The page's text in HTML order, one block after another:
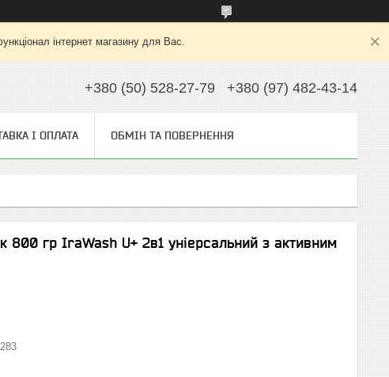
інтернет магазину для Вас.
+380 (50) 528-27-79 +380 (97) 482-43-14
І ОПЛАТА ОБМІН ТА ПОВЕРНЕННЯ
800 гр IraWash U+ 2в1 уніерсальний з активним